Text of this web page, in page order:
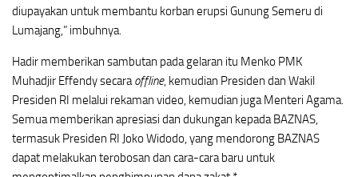
diupayakan untuk membantu korban erupsi Gunung Semeru di
Lumajang,” imbuhnya.
Hadir memberikan sambutan pada gelaran itu Menko PMK
Muhadjir Effendy secaraoffline, kemudian Presiden dan Wakil
Presiden RI melalui rekaman video, kemudian juga Menteri Agama.
Semua memberikan apresiasi dan dukungan kepada BAZNAS,
termasuk Presiden RI Joko Widodo, yang mendorong BAZNAS
dapat melakukan terobosan dan cara-cara baru untuk